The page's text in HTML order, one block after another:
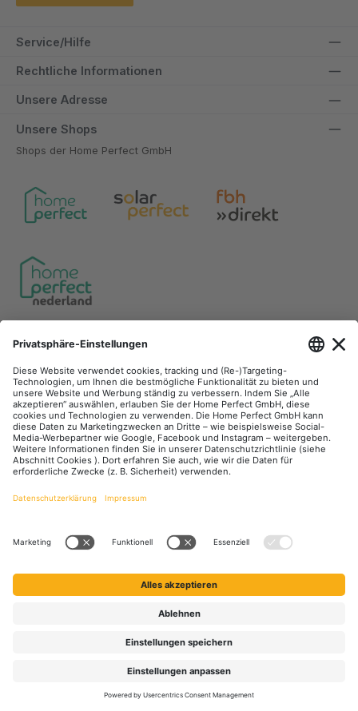
Service/Hilfe
Rechtliche Informationen
Zahlungsarten
Versandarten
Unsere Adresse
FacebookInstagramYouTubeLinkedIn
Unsere Shops
Shops der Home Perfect GmbH
Alle Preise inkl. gesetzl. Mehrwertsteuer zzgl.
Qualität aus Menschenhand: Auch wenn wir moderne KI-Tools zur
Prüfung aller Inhalte stets bei der Home Perfect GmbH.
## Gemäß § 12 Abs. 3 UStG reduziert sich die MwSt. auf 0% bei
Informationen
© 2026 Solar Perfect - Alle Rechte vorbehalten.